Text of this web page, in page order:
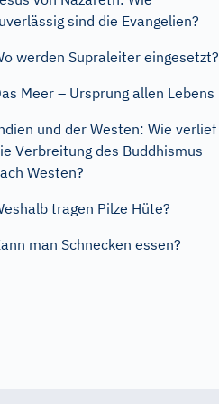
sind die Evangelien?
werden Supraleiter eingesetzt?
Meer – Ursprung allen Lebens
und der Westen: Wie verlief
Verbreitung des Buddhismus
Westen?
tragen Pilze Hüte?
man Schnecken essen?